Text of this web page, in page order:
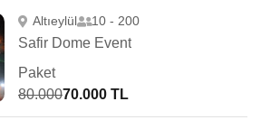
Altıeylül 10 - 200
Safir Dome Event
Paket
80.00070.000 TL